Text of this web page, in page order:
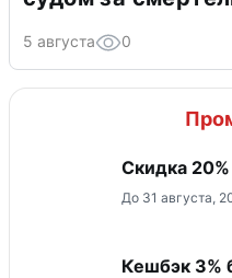
5 августа 0
Скидка 20%
До 31 августа,
Кешбэк 3%